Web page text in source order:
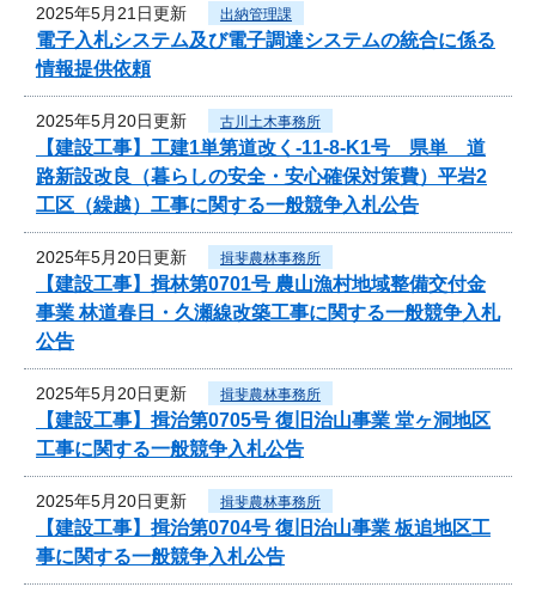
2025年5月21日更新 出納管理課
電子入札システム及び電子調達システムの統合に係る
情報提供依頼
2025年5月20日更新 古川土木事務所
【建設工事】工建1単第道改く-11-8-K1号 県単 道
路新設改良（暮らしの安全・安心確保対策費）平岩2
工区（繰越）工事に関する一般競争入札公告
2025年5月20日更新 揖斐農林事務所
【建設工事】揖林第0701号 農山漁村地域整備交付金
事業 林道春日・久瀬線改築工事に関する一般競争入札
公告
2025年5月20日更新 揖斐農林事務所
【建設工事】揖治第0705号 復旧治山事業 堂ヶ洞地区
工事に関する一般競争入札公告
2025年5月20日更新 揖斐農林事務所
【建設工事】揖治第0704号 復旧治山事業 板追地区工
事に関する一般競争入札公告